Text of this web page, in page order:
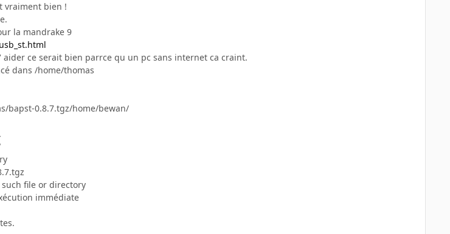
vraiment bien !
la mandrake 9
aider ce serait bien parrce qu un pc sans internet ca craint.
dans /home/thomas
bapst-0.8.7.tgz/home/bewan/
file or directory
immédiate